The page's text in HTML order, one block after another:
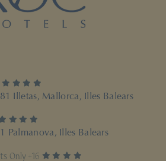
Illetas, Mallorca, Illes Balears
Palmanova, Illes Balears
Only +16